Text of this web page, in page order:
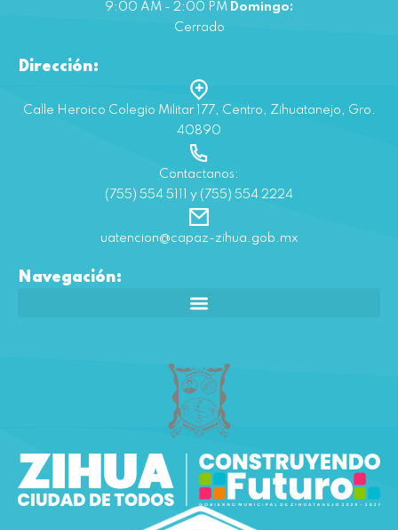
9:00 AM - 2:00 PM Domingo:
Cerrado
Dirección:
Calle Heroico Colegio Militar 177, Centro, Zihuatanejo, Gro.
40890
Contactanos:
(755) 554 5111 y (755) 554 2224
uatencion@capaz-zihua.gob.mx
Navegación: